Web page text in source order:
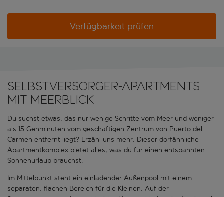
Verfügbarkeit prüfen
Selbstversorger-Apartments
mit Meerblick
Du suchst etwas, das nur wenige Schritte vom Meer und weniger
als 15 Gehminuten vom geschäftigen Zentrum von Puerto del
Carmen entfernt liegt? Erzähl uns mehr. Dieser dorfähnliche
Apartmentkomplex bietet alles, was du für einen entspannten
Sonnenurlaub brauchst.
Im Mittelpunkt steht ein einladender Außenpool mit einem
separaten, flachen Bereich für die Kleinen. Auf der